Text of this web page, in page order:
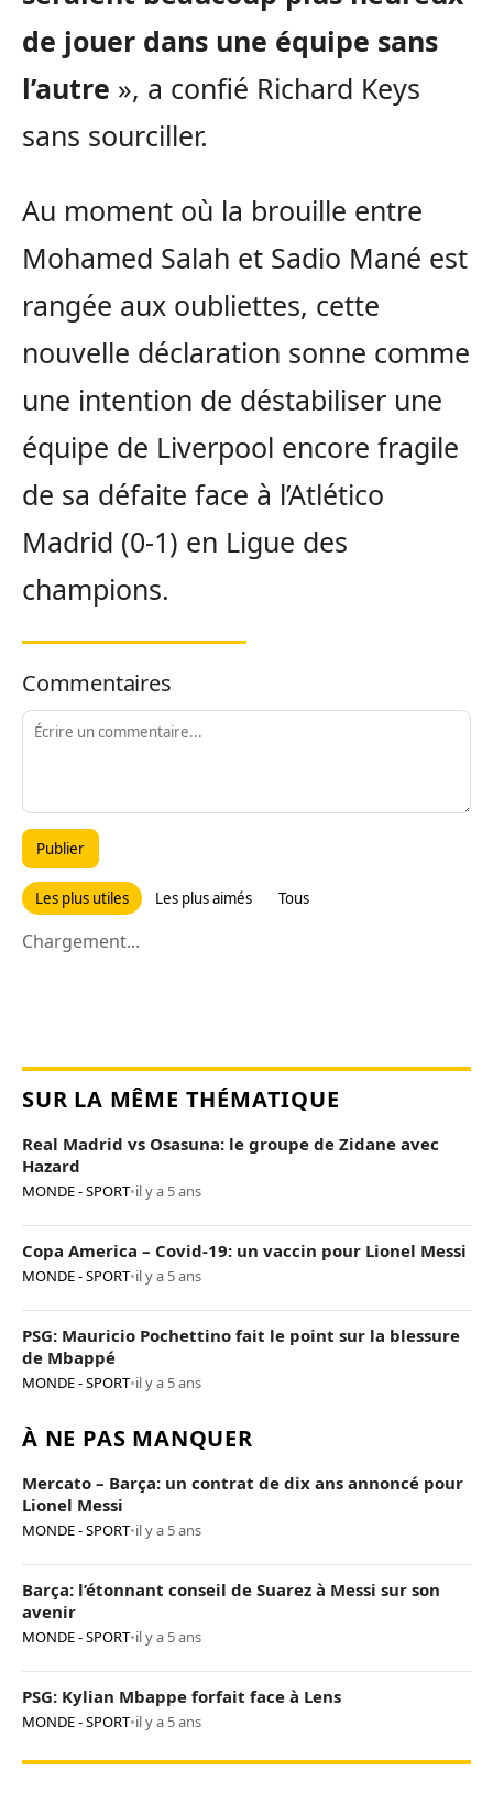
de jouer dans une équipe sans
l’autre », a confié Richard Keys
sans sourciller.
Au moment où la brouille entre
Mohamed Salah et Sadio Mané est
rangée aux oubliettes, cette
nouvelle déclaration sonne comme
une intention de déstabiliser une
équipe de Liverpool encore fragile
de sa défaite face à l’Atlético
Madrid (0-1) en Ligue des
champions.
Commentaires
Publier
Les plus utiles Les plus aimés Tous
Chargement...
SUR LA MÊME THÉMATIQUE
Real Madrid vs Osasuna: le groupe de Zidane avec
Hazard
MONDE - SPORT•il y a 5 ans
Copa America – Covid-19: un vaccin pour Lionel Messi
MONDE - SPORT•il y a 5 ans
PSG: Mauricio Pochettino fait le point sur la blessure
de Mbappé
MONDE - SPORT•il y a 5 ans
À NE PAS MANQUER
Mercato – Barça: un contrat de dix ans annoncé pour
Lionel Messi
MONDE - SPORT•il y a 5 ans
Barça: l’étonnant conseil de Suarez à Messi sur son
avenir
MONDE - SPORT•il y a 5 ans
PSG: Kylian Mbappe forfait face à Lens
MONDE - SPORT•il y a 5 ans